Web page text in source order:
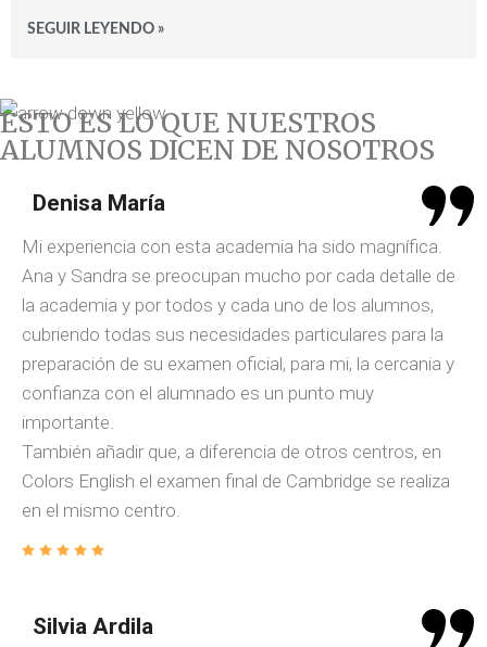
SEGUIR LEYENDO »
ESTO ES LO QUE NUESTROS
ALUMNOS DICEN DE NOSOTROS
Mi experiencia con esta academia ha sido magnífica.
Ana y Sandra se preocupan mucho por cada detalle de
la academia y por todos y cada uno de los alumnos,
cubriendo todas sus necesidades particulares para la
preparación de su examen oficial, para mi, la cercania y
confianza con el alumnado es un punto muy
importante.
También añadir que, a diferencia de otros centros, en
Colors English el examen final de Cambridge se realiza
en el mismo centro.
Denisa María
Silvia Ardila